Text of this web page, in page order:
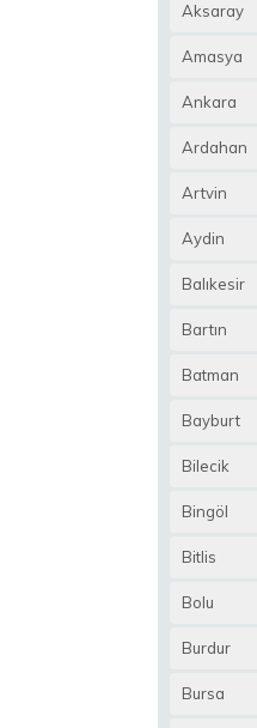
Aksaray
Amasya
Ankara
Ardahan
Artvin
Aydin
Balıkesir
Bartın
Batman
Bayburt
Bilecik
Bingöl
Bitlis
Bolu
Burdur
Bursa